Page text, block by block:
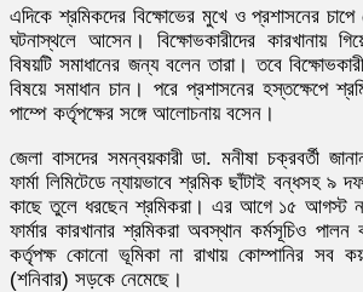
এদিকে শ্রমিকদের বিক্ষোভের মুখে ও প্রশাসনের চাপে
ঘটনাস্থলে আসেন। বিক্ষোভকারীদের কারখানায়
বিষয়টি সমাধানের জন্য বলেন তারা। তবে
বিষয়ে সমাধান চান। পরে প্রশাসনের হস্তক্ষেপে
পাম্পে কর্তৃপক্ষের সঙ্গে আলোচনায় বসেন।
জেলা বাসদের সমন্বয়কারী ডা. মনীষা চক্রবর্তী
ফার্মা লিমিটেডে ন্যায়ভাবে শ্রমিক ছাঁটাই বন্ধসহ ৯
কাছে তুলে ধরছেন শ্রমিকরা। এর আগে ১৫ আগস্ট
ফার্মার কারখানার শ্রমিকরা অবস্থান কর্মসূচিও
কর্তৃপক্ষ কোনো ভূমিকা না রাখায় কোম্পানির সব
(শনিবার) সড়কে নেমেছে।